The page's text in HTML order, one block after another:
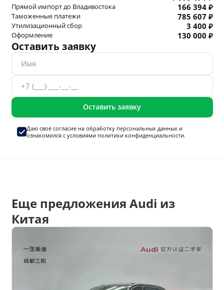
Прямой импорт до Владивостока 166 394 ₽
Таможенные платежи 785 607 ₽
Утилизационный сбор 3 400 ₽
Оформление 130 000 ₽
Оставить заявку
Оставить заявку
Даю своё согласие на обработку персональных данныхи
ознакомился с условиями политики конфиденциальности.
Еще предложения Audi из
Китая